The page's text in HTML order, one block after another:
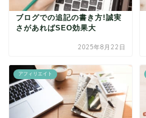
ブログでの追記の書き方!誠実
さがあればSEO効果大
2025年8月22日
アフィリエイト